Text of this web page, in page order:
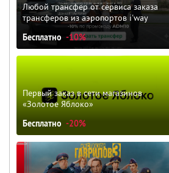
Любой трансфер от сервиса заказа
трансферов из аэропортов i'way
Бесплатно -10%
Первый заказ в сети магазинов
«Золотое Яблоко»
Бесплатно -20%